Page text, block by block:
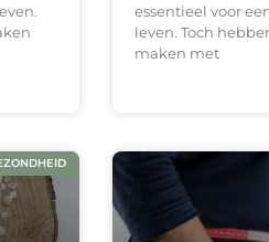
essentieel voor
leven. Toch
maken met